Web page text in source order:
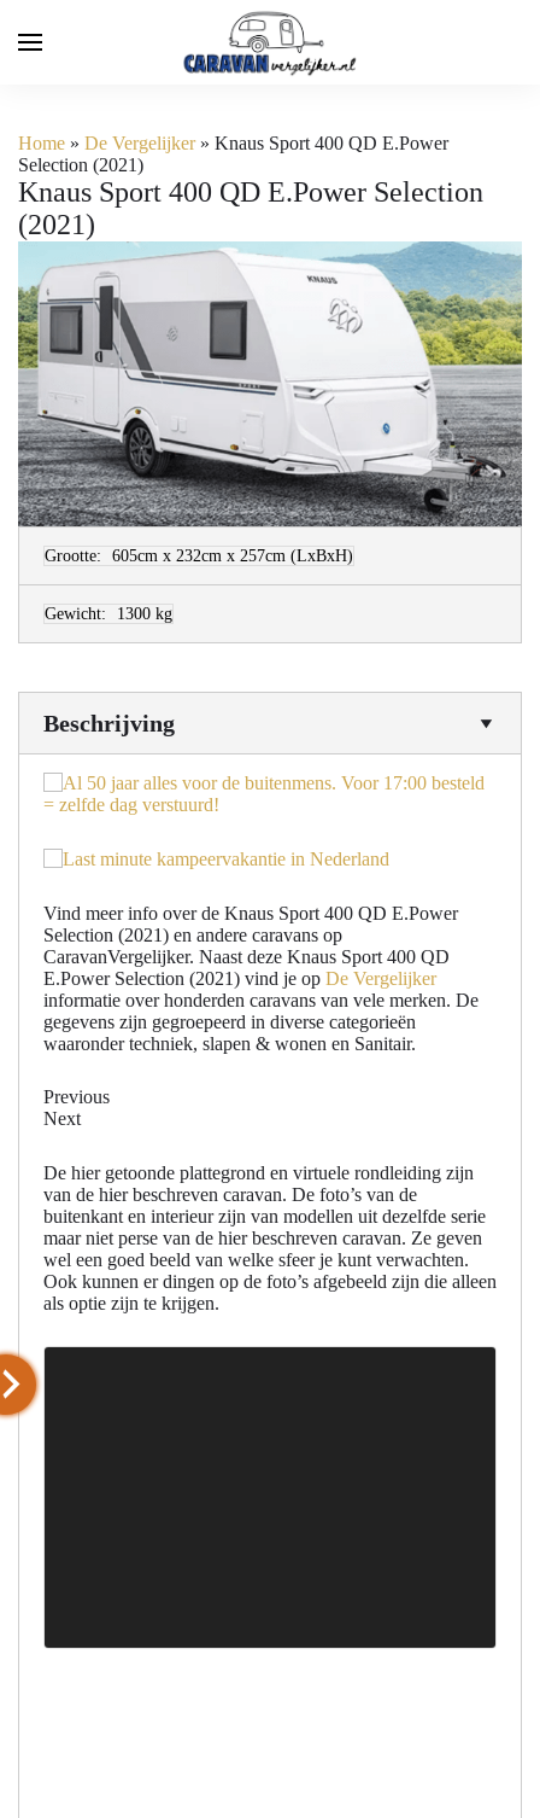
Home » De Vergelijker» Knaus Sport 400 QD E.Power
Selection (2021)
Knaus Sport 400 QD E.Power Selection
(2021)
Grootte: 605cm x 232cm x 257cm (LxBxH)
Gewicht: 1300 kg
Beschrijving
Vind meer info over de Knaus Sport 400 QD E.Power
Selection (2021) en andere caravans op
CaravanVergelijker. Naast deze Knaus Sport 400 QD
E.Power Selection (2021) vind je op De Vergelijker
informatie over honderden caravans van vele merken. De
gegevens zijn gegroepeerd in diverse categorieën
waaronder techniek, slapen & wonen en Sanitair.
Previous
Next
De hier getoonde plattegrond en virtuele rondleiding zijn
van de hier beschreven caravan. De foto’s van de
buitenkant en interieur zijn van modellen uit dezelfde serie
maar niet perse van de hier beschreven caravan. Ze geven
wel een goed beeld van welke sfeer je kunt verwachten.
Ook kunnen er dingen op de foto’s afgebeeld zijn die alleen
als optie zijn te krijgen.